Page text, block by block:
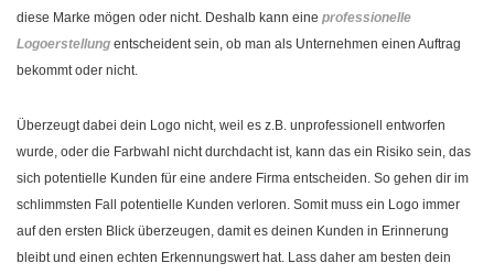
diese Marke mögen oder nicht. Deshalb kann eine professionelle
Logoerstellung entscheident sein, ob man als Unternehmen einen Auftrag
bekommt oder nicht.
Überzeugt dabei dein Logo nicht, weil es z.B. unprofessionell entworfen
wurde, oder die Farbwahl nicht durchdacht ist, kann das ein Risiko sein, das
sich potentielle Kunden für eine andere Firma entscheiden. So gehen dir im
schlimmsten Fall potentielle Kunden verloren. Somit muss ein Logo immer
auf den ersten Blick überzeugen, damit es deinen Kunden in Erinnerung
bleibt und einen echten Erkennungswert hat. Lass daher am besten dein